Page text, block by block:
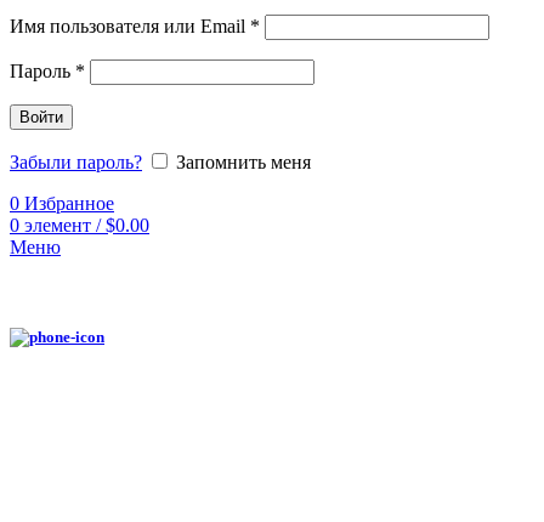
Имя пользователя или Email *
Пароль *
Войти
Забыли пароль?
Запомнить меня
0 Избранное
0 элемент / $0.00
Меню